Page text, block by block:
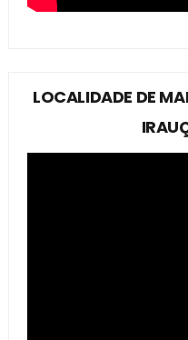
LOCALIDADE DE